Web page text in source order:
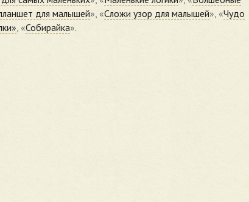
для малышей», «Сложи узор для малышей», «Чудо
, «Собирайка».